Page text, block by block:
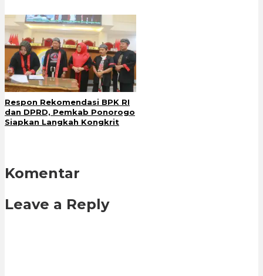
Respon Rekomendasi BPK RI
dan DPRD, Pemkab Ponorogo
Siapkan Langkah Kongkrit
Komentar
Leave a Reply